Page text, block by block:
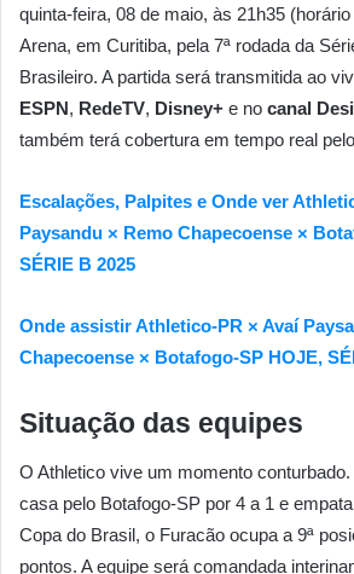
quinta-feira, 08 de maio, às 21h35
Arena, em Curitiba, pela 7ª rodada da
Brasileiro. A partida será transmitida ao
ESPN, RedeTV, Disney+ e no canal
também terá cobertura em tempo real
Escalações, Palpites e Onde ver
Paysandu × Remo Chapecoense ×
SÉRIE B 2025
Onde assistir Athletico-PR × Avaí
Chapecoense × Botafogo-SP HOJE,
Situação das equipes
O Athletico vive um momento
casa pelo Botafogo-SP por 4 a 1 e
Copa do Brasil, o Furacão ocupa a 9ª
pontos. A equipe será comandada